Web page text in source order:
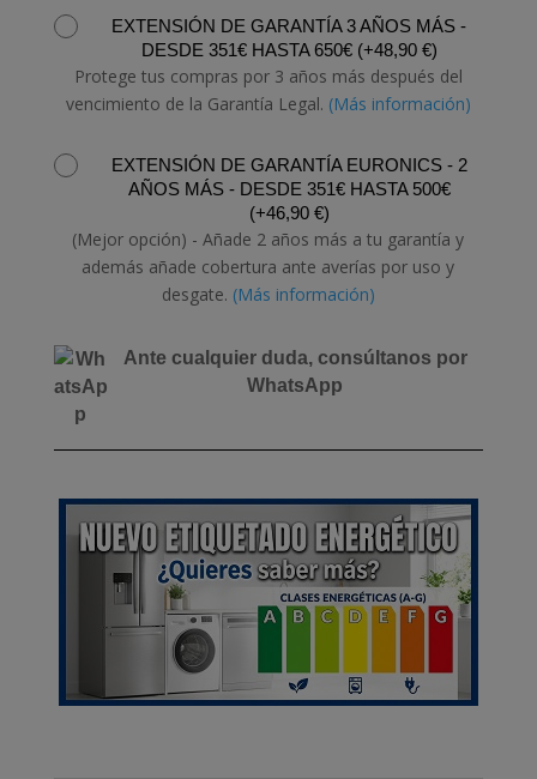
EXTENSIÓN DE GARANTÍA 3 AÑOS MÁS -
DESDE 351€ HASTA 650€ (+48,90 €)
Protege tus compras por 3 años más después del
vencimiento de la Garantía Legal. (Más información)
EXTENSIÓN DE GARANTÍA EURONICS - 2
AÑOS MÁS - DESDE 351€ HASTA 500€
(+46,90 €)
(Mejor opción) - Añade 2 años más a tu garantía y
además añade cobertura ante averías por uso y
desgate. (Más información)
Ante cualquier duda, consúltanos por
WhatsApp